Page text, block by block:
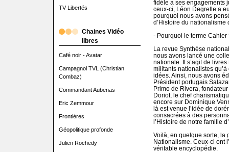
TV Libertés
Chaines Vidéo
libres
Café noir - Avatar
Campagnol TVL (Christian
Combaz)
Commandant Aubenas
Eric Zemmour
Frontières
Géopolitique profonde
Julien Rochedy
fidèle à ses engagements
ceux-ci, Léon Degrelle a
pourquoi nous avons
d’Histoire du nationalisme
- Pourquoi le terme Cahier
La revue Synthèse
nous avons lancé une
nationale. Il s’agit de
militants nationalistes
idées. Ainsi, nous avons
Président portugais
Primo de Rivera,
Doriot, le chef
encore sur Dominique
là est venue l’idée de
consacrées à des
l’Histoire de notre famille
Voilà, en quelque sorte, la
Nationalisme. Ceux-ci ont
véritable encyclopédie.